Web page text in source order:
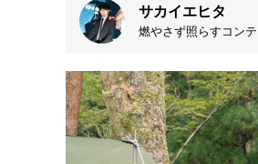
サカイエヒタ
燃やさず照らすコン